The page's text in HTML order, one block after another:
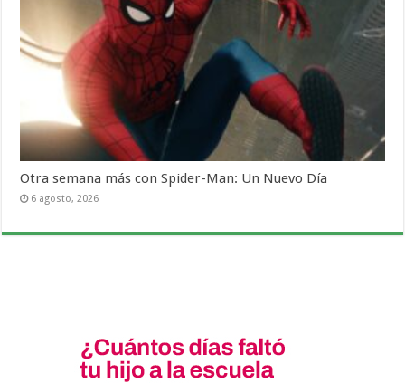
Otra semana más con Spider-Man: Un Nuevo Día
6 agosto, 2026